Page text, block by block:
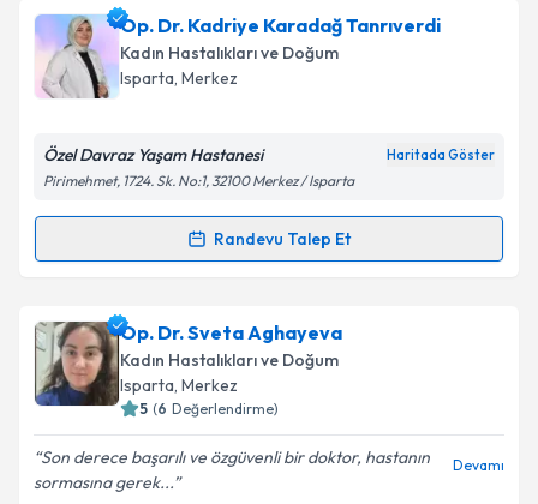
Op. Dr. Kadriye Karadağ Tanrıverdi
Kadın Hastalıkları ve Doğum
Isparta, Merkez
Özel Davraz Yaşam Hastanesi Haritada Göster
Pirimehmet, 1724. Sk. No:1, 32100 Merkez / Isparta
Randevu Talep Et
Randevu Takvimi Talebi
Op. Dr. Kadriye Karadağ Tanrıverdi
takvimi talebi oluşturun. Size bu uzmandan randevu
almanız için bir takvim hazırlandığında e-posta ile
bilgilendireceğiz.
E-posta Adresiniz
Op. Dr. Sveta Aghayeva
Kadın Hastalıkları ve Doğum
Isparta, Merkez
5 (6 Değerlendirme)
Son derece başarılı ve özgüvenli bir doktor, hastanın
sormasına gerek...
Devamı